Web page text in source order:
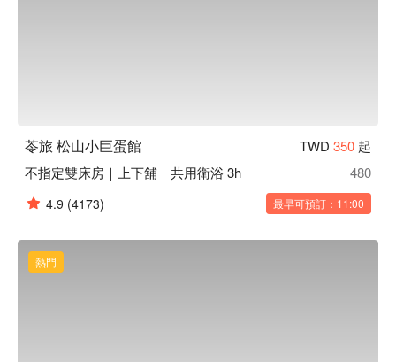
苓旅 松山小巨蛋館 TWD 350 起
不指定雙床房｜上下舖｜共用衛浴 3h
480
4.9 (4173) 最早可預訂：11:00
熱門